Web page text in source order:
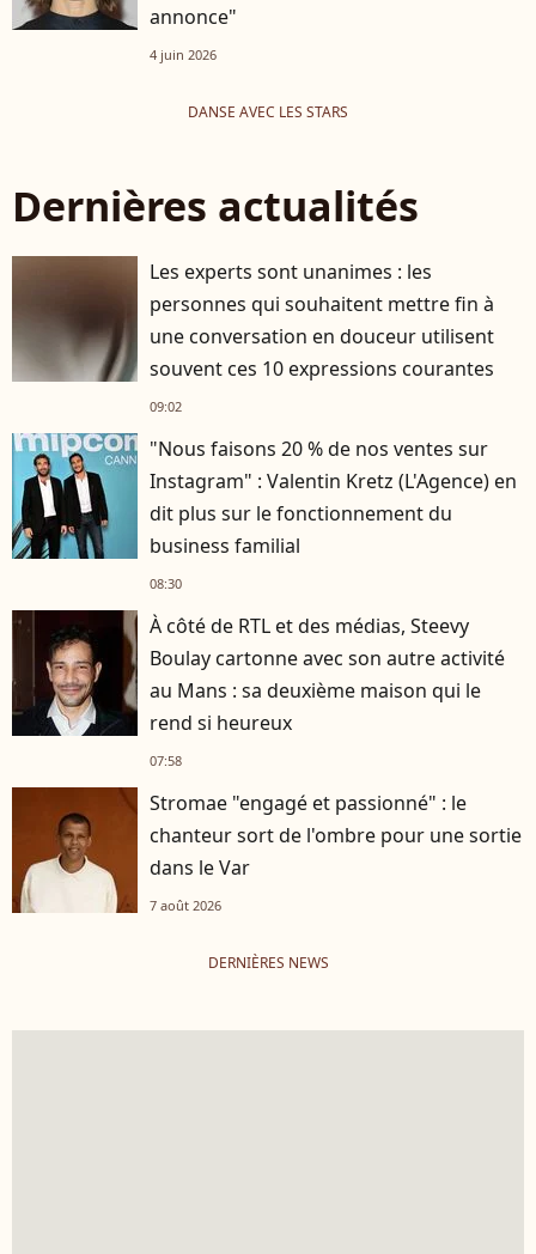
annonce"
4 juin 2026
DANSE AVEC LES STARS
Dernières actualités
Les experts sont unanimes : les
personnes qui souhaitent mettre fin à
une conversation en douceur utilisent
souvent ces 10 expressions courantes
09:02
"Nous faisons 20 % de nos ventes sur
Instagram" : Valentin Kretz (L'Agence) en
dit plus sur le fonctionnement du
business familial
08:30
À côté de RTL et des médias, Steevy
Boulay cartonne avec son autre activité
au Mans : sa deuxième maison qui le
rend si heureux
07:58
Stromae "engagé et passionné" : le
chanteur sort de l'ombre pour une sortie
dans le Var
7 août 2026
DERNIÈRES NEWS